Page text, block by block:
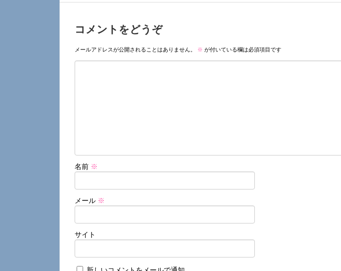
コメントをどうぞ
メールアドレスが公開されることはありません。 ※ が付いている欄は必須項目です
名前 ※
メール ※
サイト